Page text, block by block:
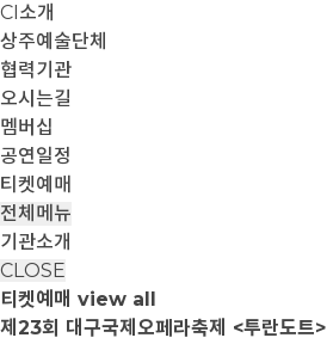
CI소개
상주예술단체
협력기관
오시는길
멤버십
공연일정
티켓예매
전체메뉴
기관소개
CLOSE
티켓예매 view all
제23회 대구국제오페라축제 <투란도트>